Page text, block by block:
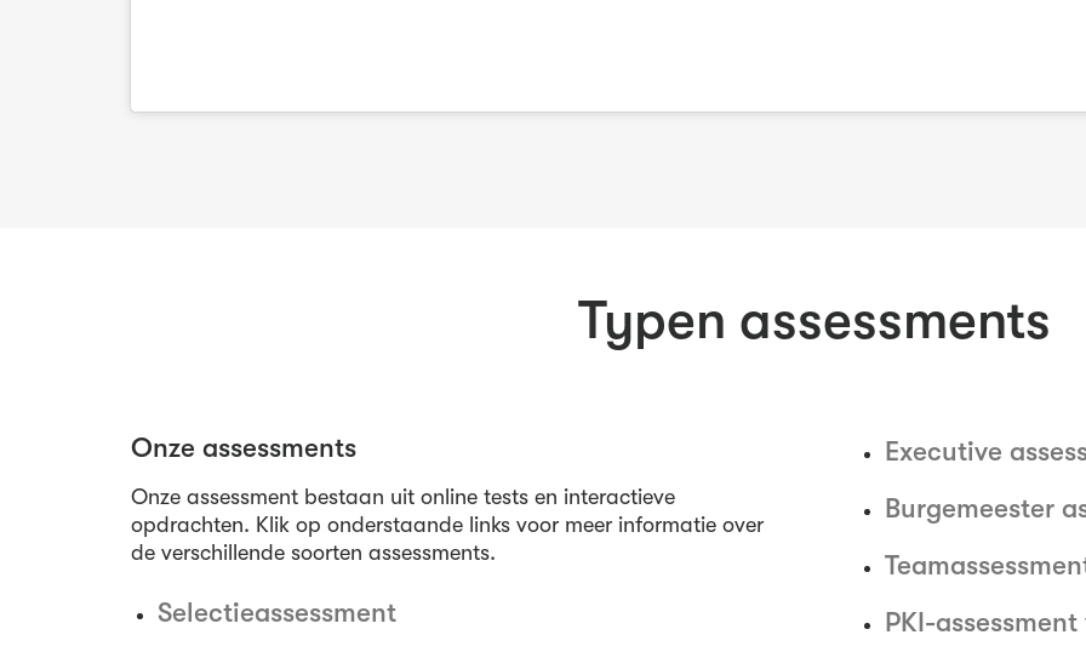
Typen assessments
Onze assessments
Onze assessment bestaan uit online tests en interactieve
opdrachten. Klik op onderstaande links voor meer informatie over
de verschillende soorten assessments.
Selectieassessment
Executive
Burgemeester
PKI-